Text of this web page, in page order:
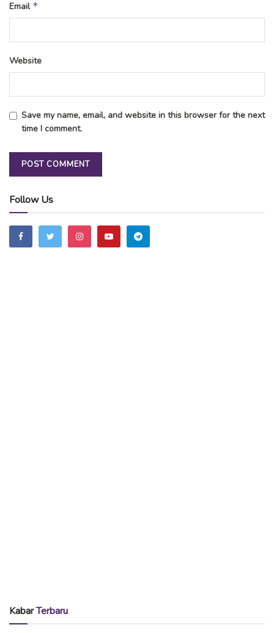
Email *
Website
Save my name, email, and website in this browser for the next
time I comment.
Follow Us
KabarTerbaru